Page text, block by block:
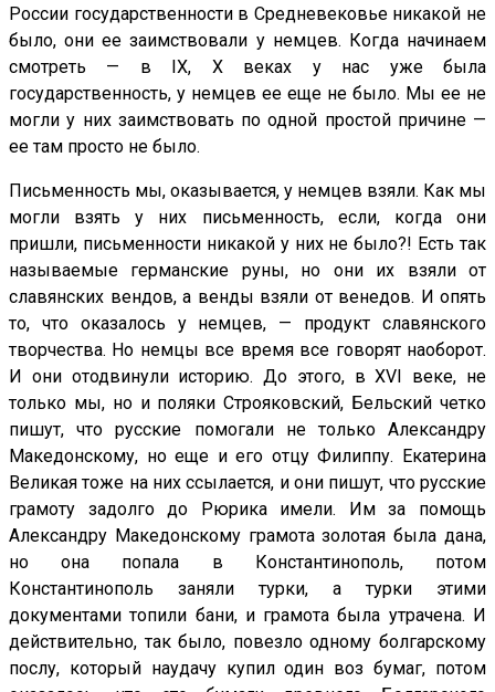
России государственности в Средневековье никакой не
было, они ее заимствовали у немцев. Когда начинаем
смотреть — в IX, X веках у нас уже была
государственность, у немцев ее еще не было. Мы ее не
могли у них заимствовать по одной простой причине —
ее там просто не было.
Письменность мы, оказывается, у немцев взяли. Как мы
могли взять у них письменность, если, когда они
пришли, письменности никакой у них не было?! Есть так
называемые германские руны, но они их взяли от
славянских вендов, а венды взяли от венедов. И опять
то, что оказалось у немцев, — продукт славянского
творчества. Но немцы все время все говорят наоборот.
И они отодвинули историю. До этого, в XVI веке, не
только мы, но и поляки Строяковский, Бельский четко
пишут, что русские помогали не только Александру
Македонскому, но еще и его отцу Филиппу. Екатерина
Великая тоже на них ссылается, и они пишут, что русские
грамоту задолго до Рюрика имели. Им за помощь
Александру Македонскому грамота золотая была дана,
но она попала в Константинополь, потом
Константинополь заняли турки, а турки этими
документами топили бани, и грамота была утрачена. И
действительно, так было, повезло одному болгарскому
послу, который наудачу купил один воз бумаг, потом